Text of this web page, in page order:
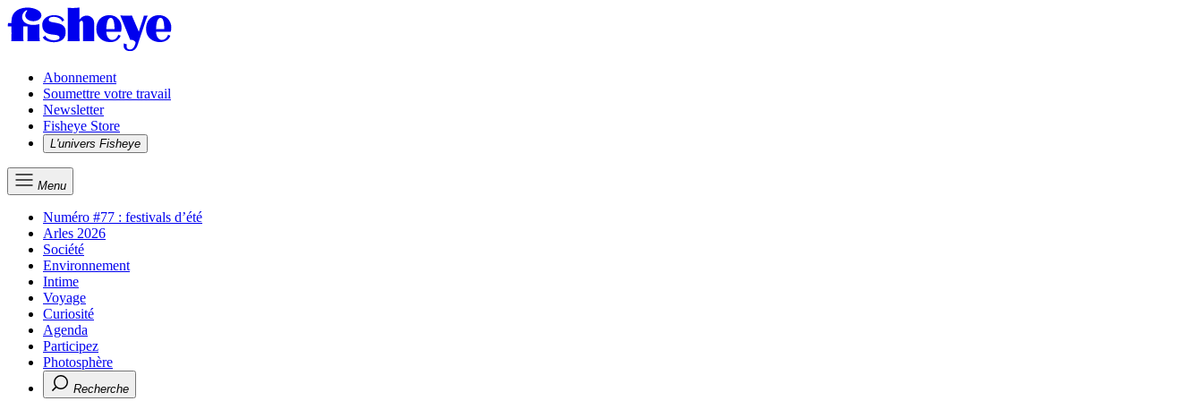
Abonnement
Soumettre votre travail
Newsletter
Fisheye Store
L'univers Fisheye
Menu
Numéro #77 : festivals d’été
Arles 2026
Société
Environnement
Intime
Voyage
Curiosité
Agenda
Participez
Photosphère
Recherche